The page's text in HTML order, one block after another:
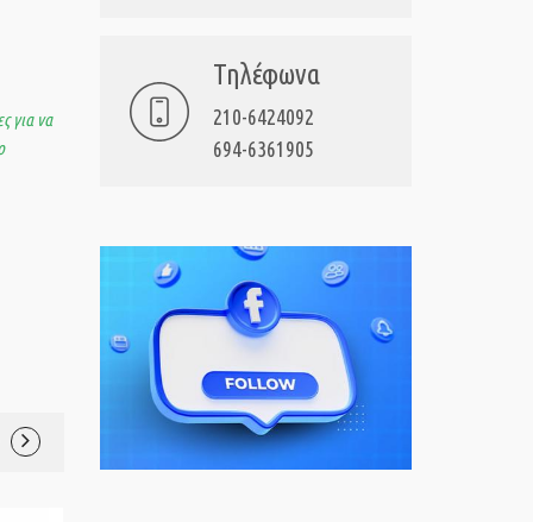
για να
Τηλέφωνα
210-6424092
694-6361905